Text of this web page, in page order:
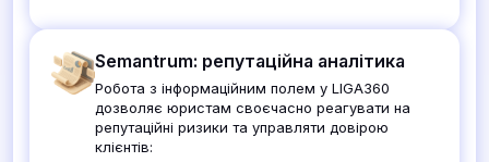
Semantrum: репутаційна аналітика
Робота з інформаційним полем у LIGA360
дозволяє юристам своєчасно реагувати на
репутаційні ризики та управляти довірою
клієнтів: